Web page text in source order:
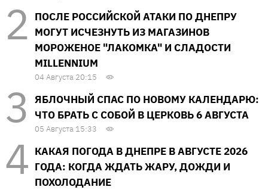
ПОСЛЕ РОССИЙСКОЙ АТАКИ ПО ДНЕПРУ
МОГУТ ИСЧЕЗНУТЬ ИЗ МАГАЗИНОВ
МОРОЖЕНОЕ "ЛАКОМКА" И СЛАДОСТИ
MILLENNIUM
04 Августа 20:15
ЯБЛОЧНЫЙ СПАС ПО НОВОМУ КАЛЕНДАРЮ:
ЧТО БРАТЬ С СОБОЙ В ЦЕРКОВЬ 6 АВГУСТА
05 Августа 15:33
КАКАЯ ПОГОДА В ДНЕПРЕ В АВГУСТЕ 2026
ГОДА: КОГДА ЖДАТЬ ЖАРУ, ДОЖДИ И
ПОХОЛОДАНИЕ